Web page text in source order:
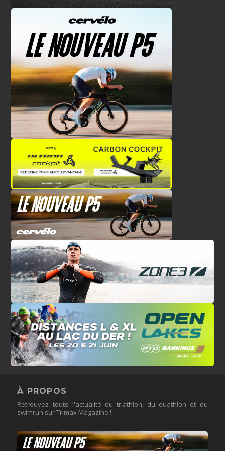
À PROPOS
Retrouvez toute l'actualité du triathlon, du duathlon et du
swimrun sur Trimax Magazine !